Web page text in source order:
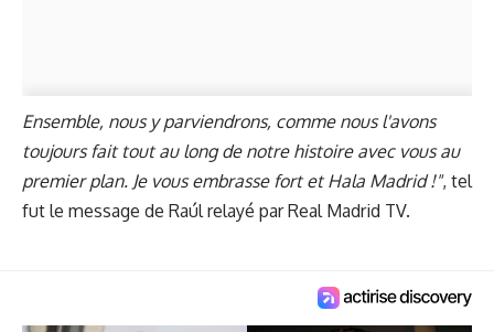
Ensemble, nous y parviendrons, comme nous l'avons
toujours fait tout au long de notre histoire avec vous au
premier plan. Je vous embrasse fort et Hala Madrid !", tel
fut le message de Raúl relayé par Real Madrid TV.